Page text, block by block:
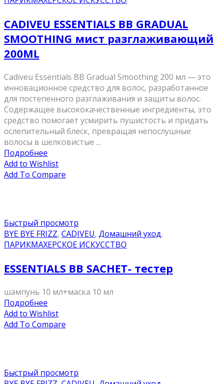
CADIVEU ESSENTIALS BB GRADUAL
SMOOTHING мист разглаживающий
200ML
Cadiveu Essentials BB Gradual Smoothing 200 мл — это
инновационное средство для волос, разработанное
для постепенного разглаживания и защиты волос.
Содержащее высококачественные ингредиенты, это
средство помогает усмирить пушистость и придать
ослепительный блеск, превращая непослушные
волосы в шелковистые ...
Подробнее
Add to Wishlist
Add To Compare
Быстрый просмотр
BYE BYE FRIZZ, CADIVEU, Домашний уход,
ПАРИКМАХЕРСКОЕ ИСКУССТВО
ESSENTIALS BB SACHET- тестер
шампунь 10 мл+маска 10 мл
Подробнее
Add to Wishlist
Add To Compare
Быстрый просмотр